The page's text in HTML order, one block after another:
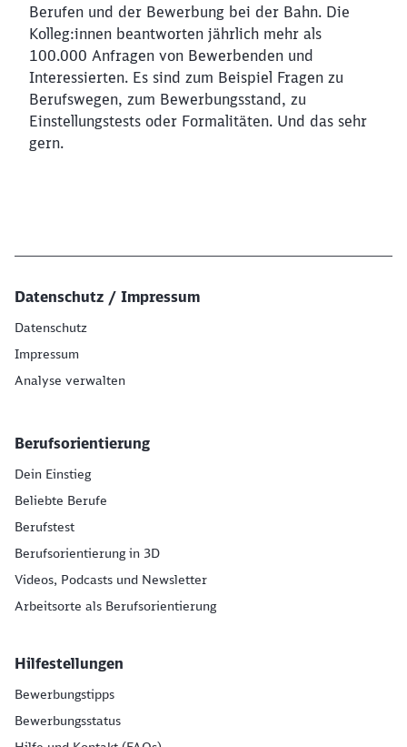
Berufen und der Bewerbung bei der Bahn. Die
Kolleg:innen beantworten jährlich mehr als
100.000 Anfragen von Bewerbenden und
Interessierten. Es sind zum Beispiel Fragen zu
Berufswegen, zum Bewerbungsstand, zu
Einstellungstests oder Formalitäten. Und das sehr
gern.
Datenschutz / Impressum
Datenschutz
Impressum
Analyse verwalten
Berufsorientierung
Dein Einstieg
Beliebte Berufe
Berufstest
Berufsorientierung in 3D
Videos, Podcasts und Newsletter
Arbeitsorte als Berufsorientierung
Hilfestellungen
Bewerbungstipps
Bewerbungsstatus